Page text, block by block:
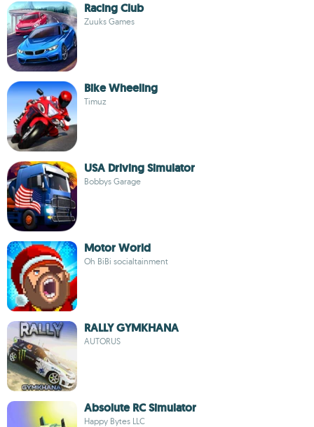
Racing Club
Zuuks Games
Bike Wheeling
Timuz
USA Driving Simulator
Bobbys Garage
Motor World
Oh BiBi socialtainment
RALLY GYMKHANA
AUTORUS
Absolute RC Simulator
Happy Bytes LLC